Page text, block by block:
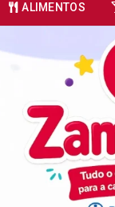
ALIMENTOS